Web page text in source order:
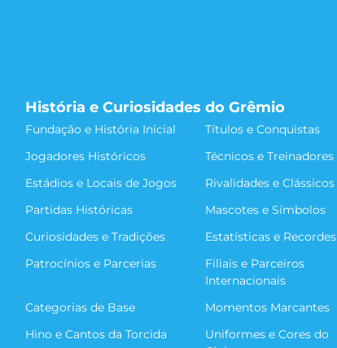
História e Curiosidades do Grêmio
Fundação e História Inicial
Títulos e Conquistas
Jogadores Históricos
Técnicos e Treinadores
Estádios e Locais de Jogos
Rivalidades e Clássicos
Partidas Históricas
Mascotes e Símbolos
Curiosidades e Tradições
Estatísticas e Recordes
Patrocínios e Parcerias
Filiais e Parceiros
Internacionais
Categorias de Base
Momentos Marcantes
Hino e Cantos da Torcida
Uniformes e Cores do